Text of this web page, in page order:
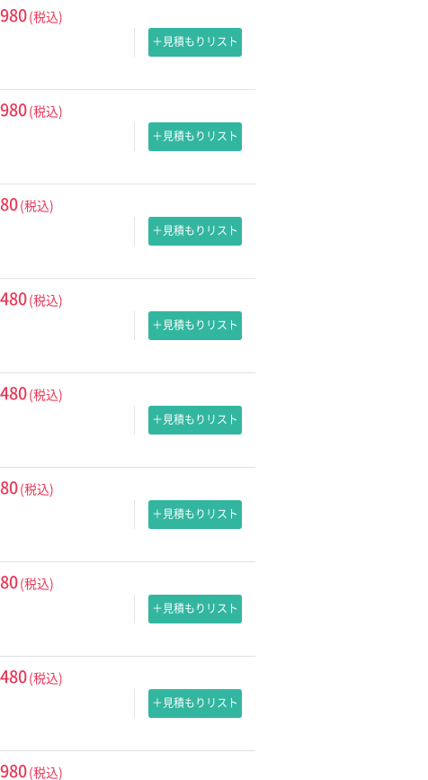
(税込)
＋見積もりリスト
(税込)
＋見積もりリスト
(税込)
＋見積もりリスト
(税込)
＋見積もりリスト
(税込)
＋見積もりリスト
(税込)
＋見積もりリスト
(税込)
＋見積もりリスト
(税込)
＋見積もりリスト
(税込)